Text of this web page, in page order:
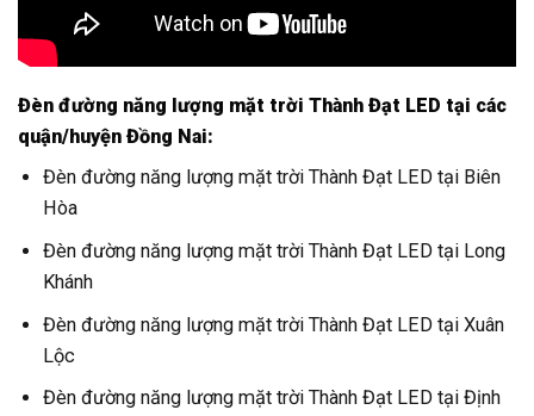
Đèn đường năng lượng mặt trời Thành Đạt LED tại các
quận/huyện Đồng Nai:
Đèn đường năng lượng mặt trời Thành Đạt LED tại Biên
Hòa
Đèn đường năng lượng mặt trời Thành Đạt LED tại Long
Khánh
Đèn đường năng lượng mặt trời Thành Đạt LED tại Xuân
Lộc
Đèn đường năng lượng mặt trời Thành Đạt LED tại Định